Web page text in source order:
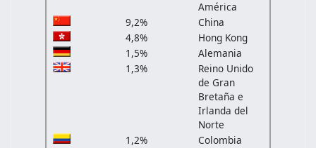
América
9,2%
China
4,8%
Hong Kong
1,5%
Alemania
1,3%
Reino Unido
de Gran
Bretaña e
Irlanda del
Norte
1,2%
Colombia